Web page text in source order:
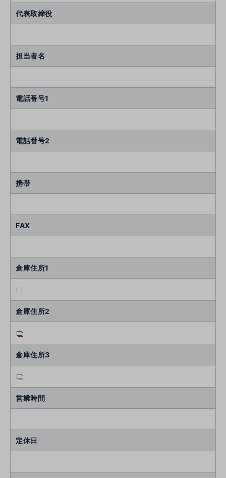
代表取締役
担当者名
電話番号1
電話番号2
携帯
FAX
倉庫住所1
倉庫住所2
倉庫住所3
営業時間
定休日